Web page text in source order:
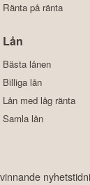
Ränta på ränta
Lån
Bästa lånen
Billiga lån
Lån med låg ränta
Samla lån